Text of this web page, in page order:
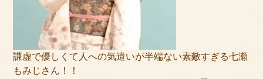
謙虚で優しくて人への気遣いが半端ない素敵すぎる七瀬
もみじさん！！